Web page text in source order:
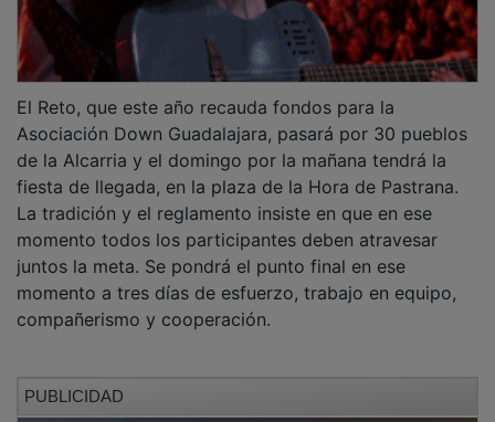
Asociación Down Guadalajara, pasará por 30 pueblos
de la Alcarria y el domingo por la mañana tendrá la
fiesta de llegada, en la plaza de la Hora de Pastrana.
La tradición y el reglamento insiste en que en ese
momento todos los participantes deben atravesar
juntos la meta. Se pondrá el punto final en ese
momento a tres días de esfuerzo, trabajo en equipo,
compañerismo y cooperación.